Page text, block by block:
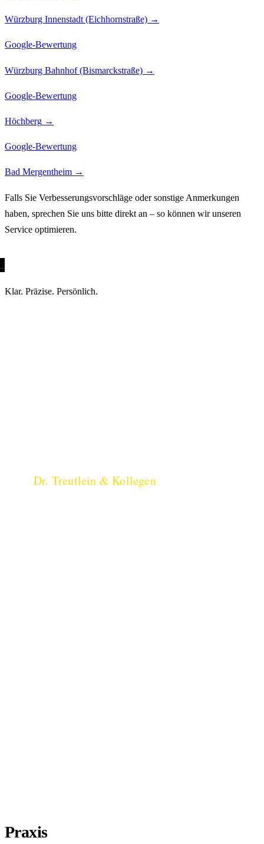
Würzburg Innenstadt (Eichhornstraße) →
Google-Bewertung
Würzburg Bahnhof (Bismarckstraße) →
Google-Bewertung
Höchberg →
Google-Bewertung
Bad Mergentheim →
Falls Sie Verbesserungs­vorschläge oder sonstige Anmerkungen
haben, sprechen Sie uns bitte direkt an – so können wir unseren
Service optimieren.
Klar. Präzise. Persönlich.
Praxis